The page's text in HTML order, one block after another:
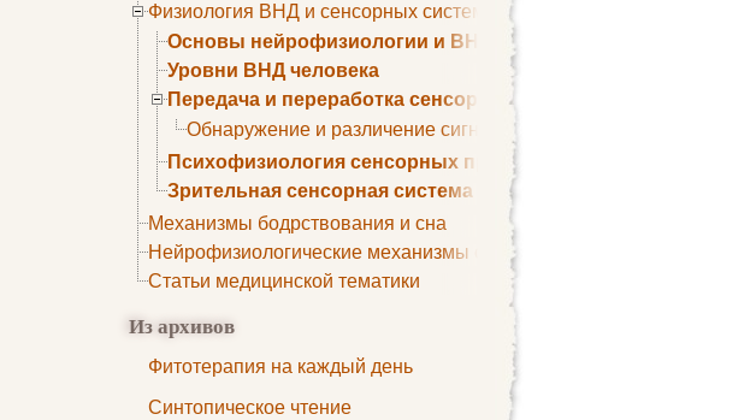
Физиология ВНД и сенсорных систем
Основы нейрофизиологии и ВНД
Уровни ВНД человека
Передача и переработка сенсорных сигналов
Обнаружение и различение сигналов. Сенсорная рецепция
Психофизиология сенсорных процессов
Зрительная сенсорная система
Механизмы бодрствования и сна
Нейрофизиологические механизмы сна
Статьи медицинской тематики
Из архивов
Фитотерапия на каждый день
Синтопическое чтение